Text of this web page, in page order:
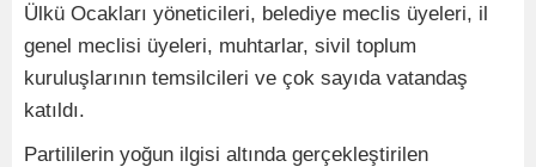
Ülkü Ocakları yöneticileri, belediye meclis üyeleri, il
genel meclisi üyeleri, muhtarlar, sivil toplum
kuruluşlarının temsilcileri ve çok sayıda vatandaş
katıldı.
Partililerin yoğun ilgisi altında gerçekleştirilen